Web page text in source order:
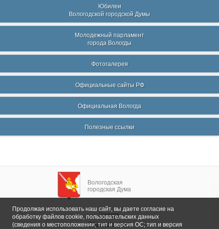
Юбилеи
Вологодской городской Думы
Молодежный парламент
города Вологды
Фотогалерея
Официальные сайты РФ
Официальная Вологда
Полезные ссылки
Вологодская
городская Дума
Главная
Общие сведения
Продолжая использовать наш сайт, вы даете согласие на
обработку файлов cookie, пользовательских данных
(сведения о местоположении; тип и версия ОС; тип и версия